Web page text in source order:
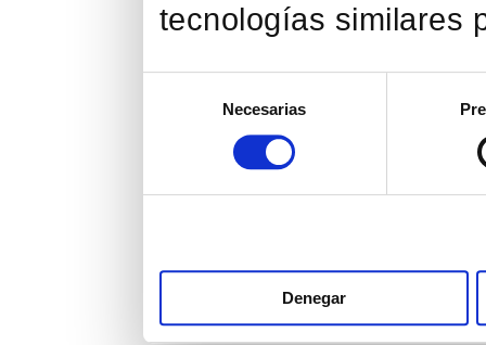
tecnologías similares
consentimiento
Necesarias
Denegar